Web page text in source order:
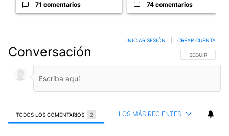
71 comentarios 74 comentarios
Conversación SIGA ESTA
SEGUIR
INICIAR SESIÓN CREAR CUENTA
TODOS LOS COMENTARIOS 2 LOS MÁS RECIENTES